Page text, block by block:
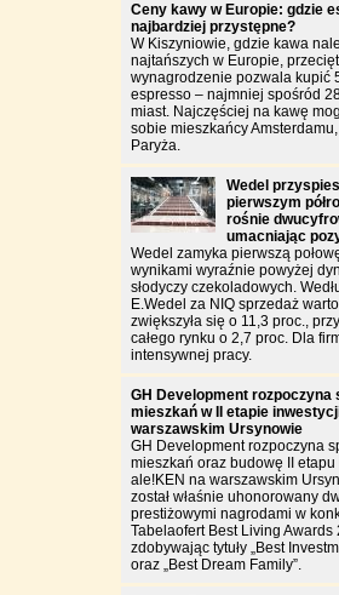
Ceny kawy w Europie: gdzie
najbardziej przystępne?
W Kiszyniowie, gdzie kawa
najtańszych w Europie,
wynagrodzenie pozwala kupić
espresso – najmniej spośród
miast. Najczęściej na kawę
sobie mieszkańcy
Paryża.
Wedel
pierwszym
rośnie
umacniając
Wedel zamyka pierwszą
wynikami wyraźnie powyżej
słodyczy czekoladowych.
E.Wedel za NIQ sprzedaż
zwiększyła się o 11,3 proc.,
całego rynku o 2,7 proc. Dla
intensywnej pracy.
GH Development rozpoczyna
mieszkań w II etapie
warszawskim Ursynowie
GH Development rozpoczyna
mieszkań oraz budowę II etapu
ale!KEN na warszawskim
został właśnie uhonorowany
prestiżowymi nagrodami w
Tabelaofert Best Living Awards
zdobywając tytuły „Best
oraz „Best Dream Family”.